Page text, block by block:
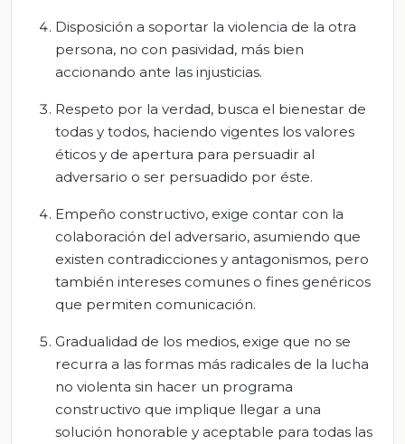
Disposición a soportar la violencia de la otra
persona, no con pasividad, más bien
accionando ante las injusticias.
Respeto por la verdad, busca el bienestar de
todas y todos, haciendo vigentes los valores
éticos y de apertura para persuadir al
adversario o ser persuadido por éste.
Empeño constructivo, exige contar con la
colaboración del adversario, asumiendo que
existen contradicciones y antagonismos, pero
también intereses comunes o fines genéricos
que permiten comunicación.
Gradualidad de los medios, exige que no se
recurra a las formas más radicales de la lucha
no violenta sin hacer un programa
constructivo que implique llegar a una
solución honorable y aceptable para todas las